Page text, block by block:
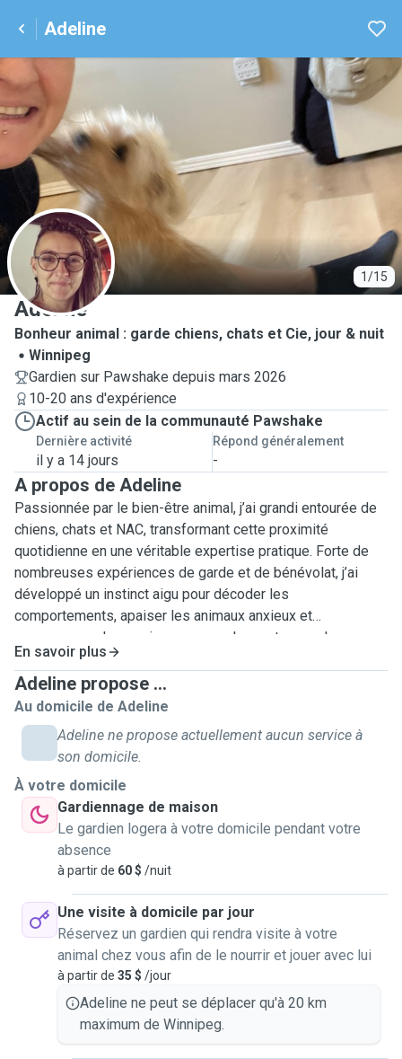
Adeline
1/15
A
Adeline
Bonheur animal : garde chiens, chats et Cie, jour & nuit
Winnipeg
Gardien sur Pawshake depuis mars 2026
10-20 ans d'expérience
Actif au sein de la communauté Pawshake
Dernière activité
il y a 14 jours
Répond généralement
-
A propos de Adeline
Passionnée par le bien-être animal, j’ai grandi entourée de
chiens, chats et NAC, transformant cette proximité
quotidienne en une véritable expertise pratique. Forte de
nombreuses expériences de garde et de bénévolat, j’ai
développé un instinct aigu pour décoder les
comportements, apaiser les animaux anxieux et
accompagner les seniors ou convalescents avec la
douceur requise.Mon approche repose sur une veille
constante. Je maîtrise l’administration de traitements et le
respect strict des routines (promenades, jeux,
physiothérapie), garantissant un environnement sécurisant
sans rupture de repères. Je peux aussi rentrer le courrier,
arroser vos plantes et entretenir un minimum votre intérieur
et extérieur. Consciente que votre sérénité dépend de ma
réactivité, je m’engage à une communication transparente
(photos, bilans réguliers) et une flexibilité totale.
Disponible immédiatement, je mets mon dévouement et
mon bon sens au service de vos compagnons, pour que
vos absences se déroulent dans une tranquillité absolue,
sachant vos animaux choyés par une passionnée
responsable et attentive
En savoir plus
Adeline propose ...
Au domicile de Adeline
Adeline ne propose actuellement aucun service à
son domicile.
À votre domicile
Gardiennage de maison
Le gardien logera à votre domicile pendant votre
absence
à partir de 60 $ /nuit
Une visite à domicile par jour
Réservez un gardien qui rendra visite à votre
animal chez vous afin de le nourrir et jouer avec lui
à partir de 35 $ /jour
Adeline ne peut se déplacer qu'à 20 km
maximum de Winnipeg.